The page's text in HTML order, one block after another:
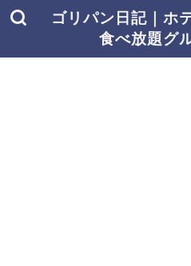
ゴリパン日記｜ホ
食べ放題グ